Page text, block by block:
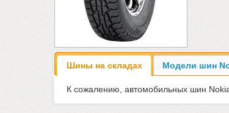
Шины на складах Модели шин
К сожалению, автомобильных шин